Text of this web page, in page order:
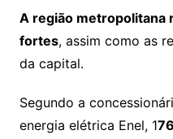
A região metropolitana
fortes, assim como as
da capital.
Segundo a
energia elétrica Enel, 1